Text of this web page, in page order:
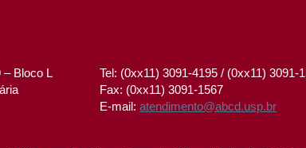
– Bloco L
Tel: (0xx11) 3091-4195 / (0xx11) 3091-
Fax: (0xx11) 3091-1567
E-mail:atendimento@abcd.usp.br